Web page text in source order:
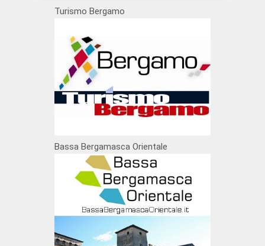
Turismo Bergamo
Bassa Bergamasca Orientale